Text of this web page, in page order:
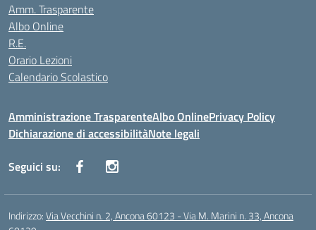
Amm. Trasparente
Albo Online
R.E.
Orario Lezioni
Calendario Scolastico
Amministrazione TrasparenteAlbo OnlinePrivacy Policy
Dichiarazione di accessibilitàNote legali
Seguici su:
Indirizzo:Via Vecchini n. 2, Ancona 60123 - Via M. Marini n. 33, Ancona